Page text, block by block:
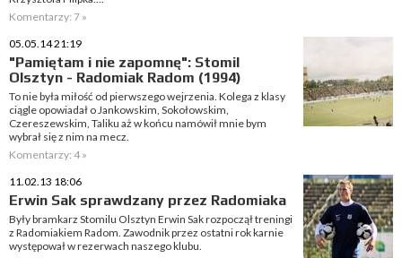
Komentarzy: 7 »
05.05.14 21:19
"Pamiętam i nie zapomnę": Stomil
Olsztyn - Radomiak Radom (1994)
To nie była miłość od pierwszego wejrzenia. Kolega z klasy
ciągle opowiadał o Jankowskim, Sokołowskim,
Czereszewskim, Taliku aż w końcu namówił mnie bym
wybrał się z nim na mecz.
Komentarzy: 4 »
11.02.13 18:06
Erwin Sak sprawdzany przez Radomiaka
Były bramkarz Stomilu Olsztyn Erwin Sak rozpoczął treningi
z Radomiakiem Radom. Zawodnik przez ostatni rok karnie
występował w rezerwach naszego klubu.